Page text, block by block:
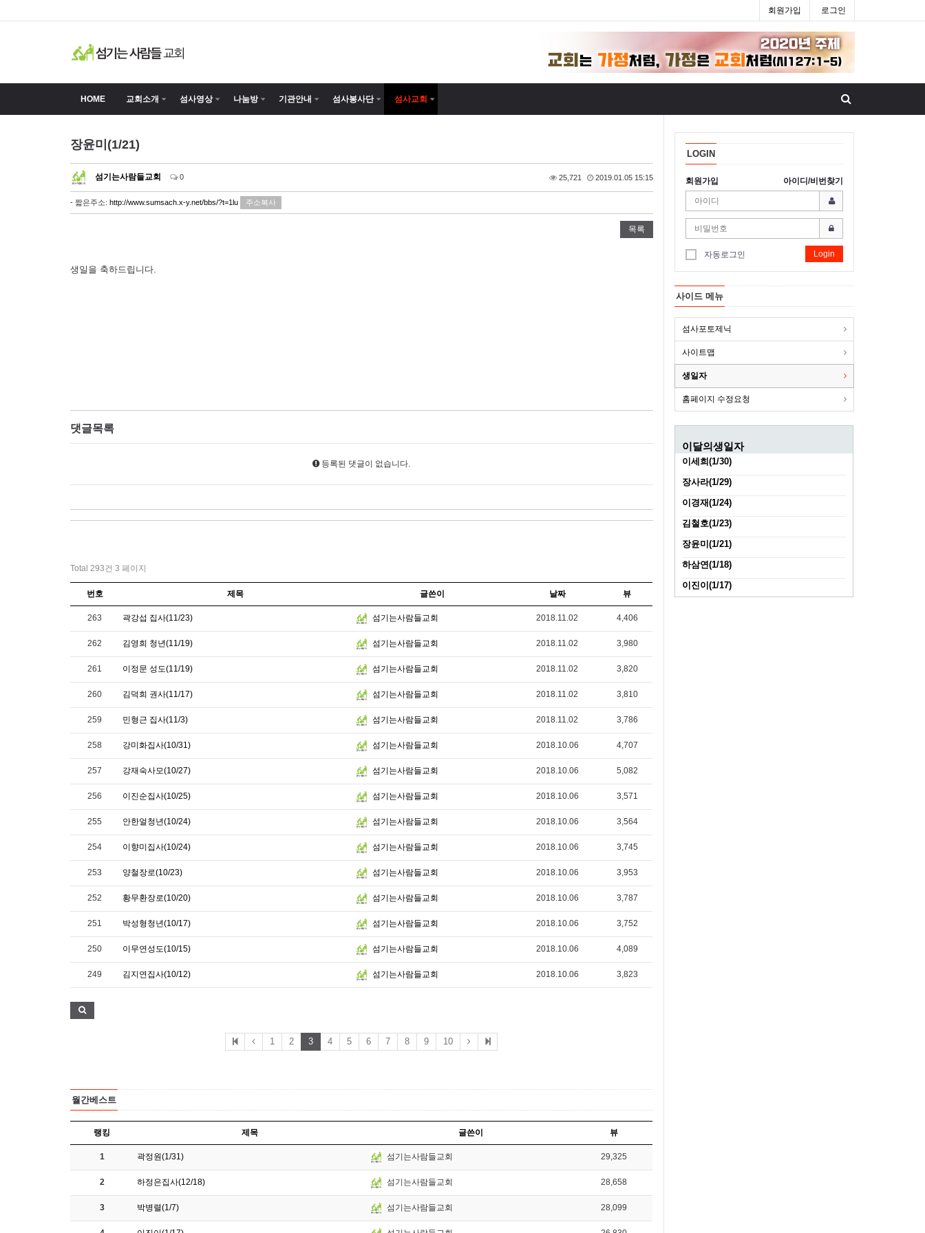
회원가입 로그인
HOME 교회소개 섬사영상 나눔방 기관안내 섬사봉사단 섬사교회
장윤미(1/21)
섬기는사람들교회 0 25,721 2019.01.05 15:15
- 짧은주소: http://www.sumsach.x-y.net/bbs/?t=1lu 주소복사
목록
생일을 축하드립니다.
댓글목록
등록된 댓글이 없습니다.
Total 293건 3 페이지
번호 제목 글쓴이 날짜 뷰
263 곽강섭 집사(11/23) 섬기는사람들교회 2018.11.02 4,406
262 김영희 청년(11/19) 섬기는사람들교회 2018.11.02 3,980
261 이정문 성도(11/19) 섬기는사람들교회 2018.11.02 3,820
260 김덕희 권사(11/17) 섬기는사람들교회 2018.11.02 3,810
259 민형근 집사(11/3) 섬기는사람들교회 2018.11.02 3,786
258 강미화집사(10/31) 섬기는사람들교회 2018.10.06 4,707
257 강재숙사모(10/27) 섬기는사람들교회 2018.10.06 5,082
256 이진순집사(10/25) 섬기는사람들교회 2018.10.06 3,571
255 안한얼청년(10/24) 섬기는사람들교회 2018.10.06 3,564
254 이향미집사(10/24) 섬기는사람들교회 2018.10.06 3,745
253 양철장로(10/23) 섬기는사람들교회 2018.10.06 3,953
252 황무환장로(10/20) 섬기는사람들교회 2018.10.06 3,787
251 박성형청년(10/17) 섬기는사람들교회 2018.10.06 3,752
250 이무연성도(10/15) 섬기는사람들교회 2018.10.06 4,089
249 김지연집사(10/12) 섬기는사람들교회 2018.10.06 3,823
1 2 3 4 5 6 7 8 9 10
월간베스트
랭킹 제목 글쓴이 뷰
1 곽정원(1/31) 섬기는사람들교회 29,325
2 하정은집사(12/18) 섬기는사람들교회 28,658
3 박병렬(1/7) 섬기는사람들교회 28,099
LOGIN
회원가입 아이디/비번찾기
자동로그인 Login
사이드 메뉴
섬사포토제닉
사이트맵
생일자
홈페이지 수정요청
이달의생일자
이세희(1/30)
장사라(1/29)
이경재(1/24)
김철호(1/23)
장윤미(1/21)
하삼연(1/18)
이진이(1/17)